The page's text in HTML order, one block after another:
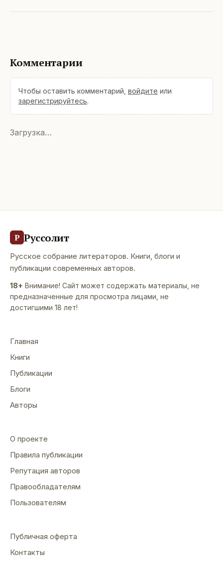
Комментарии
Чтобы оставить комментарий, войдите или
зарегистрируйтесь.
Загрузка…
Р Руссолит
Русское собрание литераторов. Книги, блоги и
публикации современных авторов.
18+ Внимание! Сайт может содержать материалы, не
предназначенные для просмотра лицами, не
достигшими 18 лет!
Главная
Книги
Публикации
Блоги
Авторы
О проекте
Правила публикации
Репутация авторов
Правообладателям
Пользователям
Публичная оферта
Контакты